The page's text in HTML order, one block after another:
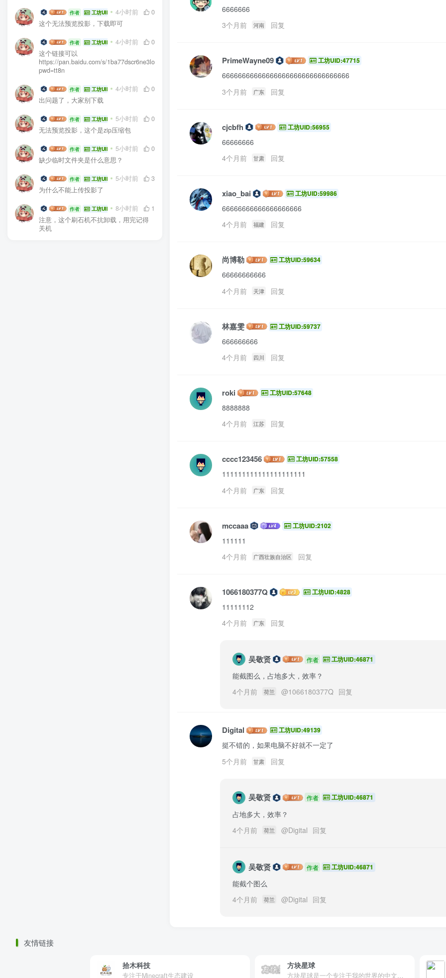
生电大佬 作者 工坊UID:104936
4小时前
0
这个无法预览投影，下载即可
生电大佬 作者 工坊UID:104936
4小时前
0
这个链接可以
https://pan.baidu.com/s/1ba77dscr6ne3lo03e1GGEA?
pwd=tt8n
生电大佬 作者 工坊UID:104936
4小时前
0
出问题了，大家别下载
生电大佬 作者 工坊UID:104936
5小时前
0
无法预览投影，这个是zip压缩包
生电大佬 作者 工坊UID:104936
5小时前
0
缺少临时文件夹是什么意思？
生电大佬 作者 工坊UID:104936
5小时前
3
为什么不能上传投影了
生电大佬 作者 工坊UID:104936
8小时前
1
注意，这个刷石机不抗卸载，用完记得
关机
6666666
3个月前
河南 回复
PrimeWayne09 工坊UID:47715
66666666666666666666666666666666
3个月前
广东 回复
cjcbfh 工坊UID:56955
66666666
4个月前
甘肃 回复
xiao_bai 工坊UID:59986
66666666666666666666
4个月前
福建 回复
尚博勒 工坊UID:59634
66666666666
4个月前
天津 回复
林嘉雯 工坊UID:59737
666666666
4个月前
四川 回复
roki 工坊UID:57648
8888888
4个月前
江苏 回复
cccc123456 工坊UID:57558
111111111111111111111
4个月前
广东 回复
mccaaa 工坊UID:2102
111111
4个月前
广西壮族自治区 回复
1066180377Q 工坊UID:4828
11111112
4个月前
广东 回复
吴敬贤 作者 工坊UID:46871
能截图么，占地多大，效率？
4个月前
荷兰 @1066180377Q 回复
Digital 工坊UID:49139
挺不错的，如果电脑不好就不一定了
5个月前
甘肃 回复
吴敬贤 作者 工坊UID:46871
占地多大，效率？
4个月前
荷兰 @Digital 回复
吴敬贤 作者 工坊UID:46871
能截个图么
4个月前
荷兰 @Digital 回复
友情链接
拾木科技
专注于Minecraft生态建设
方块星球
方块星球是一个专注于我的世界的中文论坛，提供丰富的资源分享、玩家交流和创意展示，包括地图、皮肤、数据包等内容，打造Minecraft玩家的专属社区乐园！